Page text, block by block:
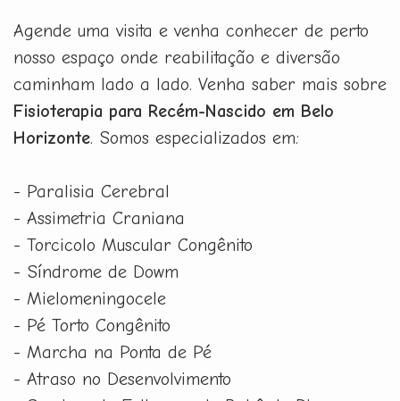
Agende uma visita e venha conhecer de perto
nosso espaço onde reabilitação e diversão
caminham lado a lado. Venha saber mais sobre
Fisioterapia para Recém-Nascido em Belo
Horizonte. Somos especializados em:
- Paralisia Cerebral
- Assimetria Craniana
- Torcicolo Muscular Congênito
- Síndrome de Dowm
- Mielomeningocele
- Pé Torto Congênito
- Marcha na Ponta de Pé
- Atraso no Desenvolvimento